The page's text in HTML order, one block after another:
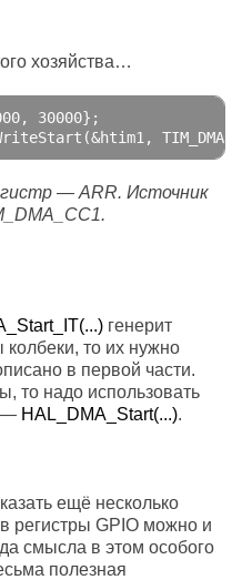
хозяйства…
, 30000};
(&htim1 ,
— ARR. Источник
генерит
то их нужно
в первой части.
то надо использовать
— HAL_DMA_Start(...).
ещё несколько
регистры GPIO можно и
смысла в этом особого
полезная